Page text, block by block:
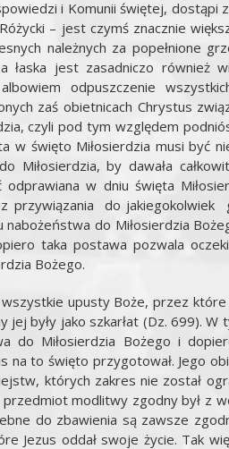
i Komunii świętej, dostąpi
– jest czymś znacznie
należnych za popełnione
łaska jest zasadniczo również
odpuszczenie
zaś obietnicach Chrystus
czyli pod tym względem
w święto Miłosierdzia musi być
Miłosierdzia, by dawała
w dniu święta
przywiązania do jakiegokolwiek
do Miłosierdzia
taka postawa pozwala
Bożego.
upusty Boże, przez które
jej były jako szkarłat (Dz. 699). W
do Miłosierdzia Bożego i
na to święto przygotował. Jego
których zakres nie został
modlitwy zgodny był z
do zbawienia są zawsze
Jezus oddał swoje życie. Tak